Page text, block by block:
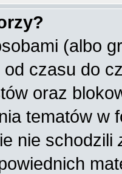
(albo
czasu do
oraz
tematów w
nie schodzili